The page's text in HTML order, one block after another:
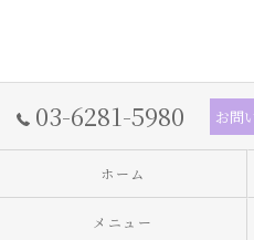
03-6281-5980 お問
ホーム
メニュー